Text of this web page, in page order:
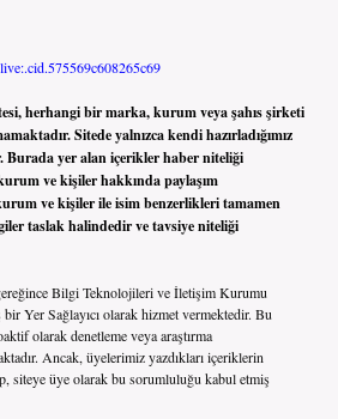
herhangi bir marka, kurum veya şahıs şirketi
Sitede yalnızca kendi hazırladığımız
Burada yer alan içerikler haber niteliği
ve kişiler hakkında paylaşım
ve kişiler ile isim benzerlikleri tamamen
taslak halindedir ve tavsiye niteliği
Bilgi Teknolojileri ve İletişim Kurumu
Yer Sağlayıcı olarak hizmet vermektedir. Bu
olarak denetleme veya araştırma
Ancak, üyelerimiz yazdıkları içeriklerin
siteye üye olarak bu sorumluluğu kabul etmiş